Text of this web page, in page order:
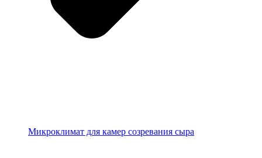
Микроклимат для камер созревания сыра